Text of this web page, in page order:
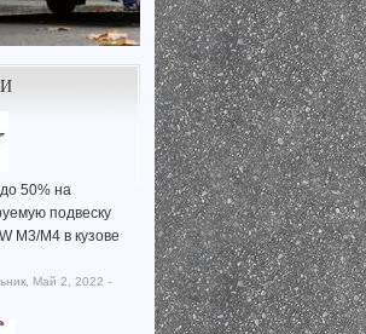
50% на
подвеску
M3/M4 в кузове
Май 2, 2022 -